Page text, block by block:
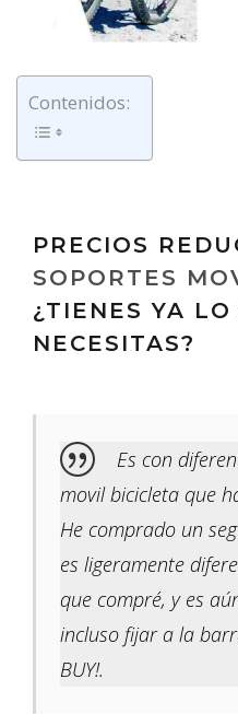
Contenidos:
PRECIOS
SOPORTES
¿TIENES YA LO
NECESITAS?
Es con
movil bicicleta que
He comprado un
es ligeramente
que compré, y es
incluso fijar a la
BUY!.